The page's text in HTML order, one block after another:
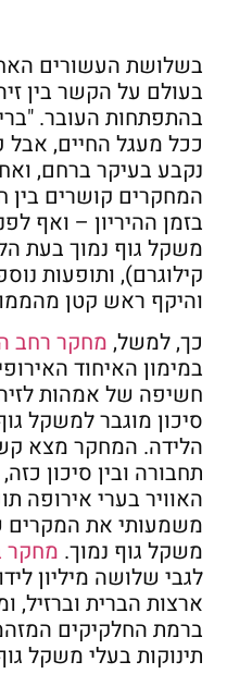
בשלושת העשורים
בעולם על הקשר בין
בהתפתחות העובר.
ככל מעגל החיים, אבל
נקבע בעיקר ברחם,
המחקרים קושרים בין
בזמן ההיריון – ואף
קילוגרם), ותופעות
והיקף ראש קטן
כך, למשל, מחקר רחב
במימון האיחוד
חשיפה של אמהות
סיכון מוגבר למשקל
הלידה. המחקר מצא
תחבורה ובין סיכון
האוויר בערי אירופה
משמעותי את המקרים
משקל גוף נמוך. מחקר
לגבי שלושה מיליון
ארצות הברית וברזיל,
ברמת החלקיקים
תינוקות בעלי משקל